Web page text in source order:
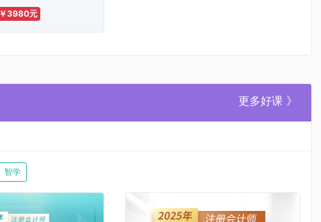
￥3980元
更多好课 》
智学